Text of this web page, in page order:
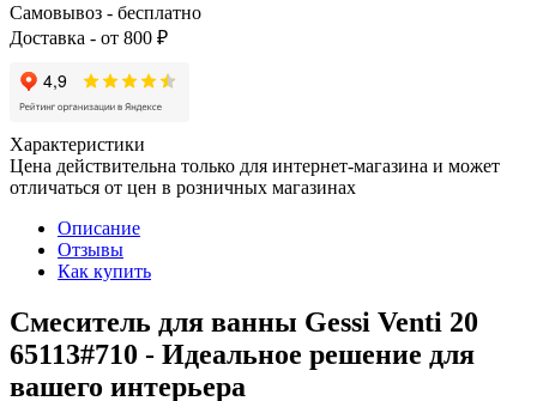
Самовывоз - бесплатно
Доставка - от 800 ₽
Характеристики
Цена действительна только для интернет-магазина и может
отличаться от цен в розничных магазинах
Описание
Отзывы
Как купить
Смеситель для ванны Gessi Venti 20
65113#710 - Идеальное решение для
вашего интерьера